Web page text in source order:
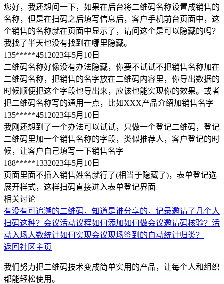
您好，我还想问一下，如果在后台将二维码名称设置成销售的
名称，但是在扫码之后填写信息后，客户手机前台页面中，这
个销售的名称就在页面中显示了，请问这个是可以隐藏的吗？
我找了半天也没有找到在哪里隐藏。
135*****451 2023年5月10日
二维码名称好像没有办法隐藏，你要不试试不把销售名称加在
二维码名称，把销售的名字放在二维码内容里，你导出数据的
时候顺便把这个字段也导出来，应该也能实现你的效果。或者
把二维码名称写的通用一点，比如XXX产品介绍加销售名字
135*****451 2023年5月10日
我刚还想到了一个办法可以试试，只做一个登记二维码，登记
二维码里加一个销售名称的字段，类似推荐人，客户登记的时
候，让客户自己填写一下销售名字
188*****1332023年5月10日
页面里面不插入销售姓名就行了(相当于隐藏了)，表单登记选
展开样式，这样扫码直接进入表单登记界面
相关讨论
有没有可追溯的二维码，知道是谁分享的，记录邀请了几个人
扫码这种？ 会议活动议程如何添加如何做会议邀请码核验？ 活
动入场人数统计如何实现会议现场签到的自动统计归类？
返回社区主页
我们努力把二维码技术变成简单实用的产品，让每个人和组织
都能轻松使用。